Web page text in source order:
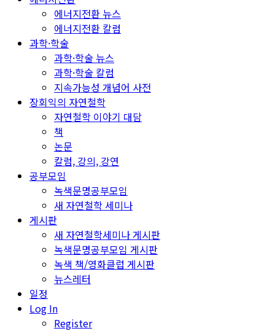
에너지전환 뉴스
에너지전환 칼럼
과학·학술
과학·학술 뉴스
과학·학술 칼럼
지속가능성 개념어 사전
장회익의 자연철학
자연철학 이야기 대담
책
논문
칼럼, 강의, 강연
공부모임
녹색문명공부모임
새 자연철학 세미나
게시판
새 자연철학세미나 게시판
녹색문명공부모임 게시판
녹색 책/영화클럽 게시판
뉴스레터
일정
Log In
Register